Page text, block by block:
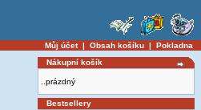
Můj účet| Obsah košíku | Pokladna
Nákupní košík
..prázdný
Bestsellery